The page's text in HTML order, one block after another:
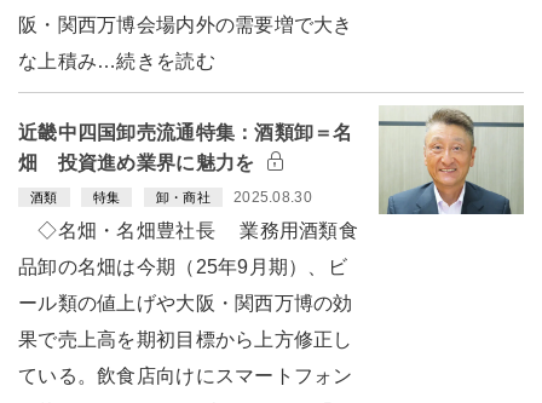
阪・関西万博会場内外の需要増で大き
な上積み…続きを読む
近畿中四国卸売流通特集：酒類卸＝名
畑 投資進め業界に魅力を
酒類 特集 卸・商社 2025.08.30
◇名畑・名畑豊社長 業務用酒類食
品卸の名畑は今期（25年9月期）、ビ
ール類の値上げや大阪・関西万博の効
果で売上高を期初目標から上方修正し
ている。飲食店向けにスマートフォン